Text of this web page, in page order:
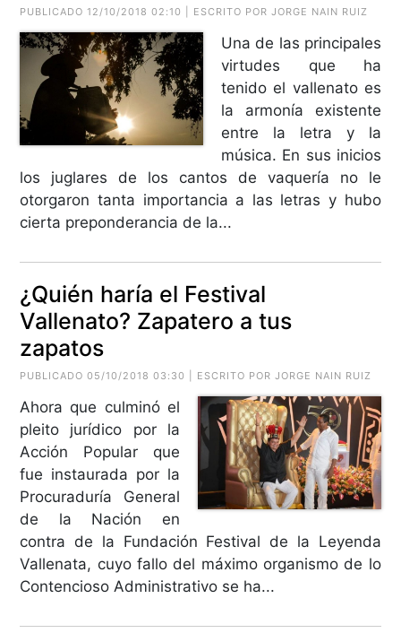
PUBLICADO 12/10/2018 02:10 | ESCRITO POR JORGE NAIN RUIZ
Una de las principales
virtudes que ha
tenido el vallenato es
la armonía existente
entre la letra y la
música. En sus inicios
los juglares de los cantos de vaquería no le
otorgaron tanta importancia a las letras y hubo
cierta preponderancia de la...
¿Quién haría el Festival
Vallenato? Zapatero a tus
zapatos
PUBLICADO 05/10/2018 03:30 | ESCRITO POR JORGE NAIN RUIZ
Ahora que culminó el
pleito jurídico por la
Acción Popular que
fue instaurada por la
Procuraduría General
de la Nación en
contra de la Fundación Festival de la Leyenda
Vallenata, cuyo fallo del máximo organismo de lo
Contencioso Administrativo se ha...